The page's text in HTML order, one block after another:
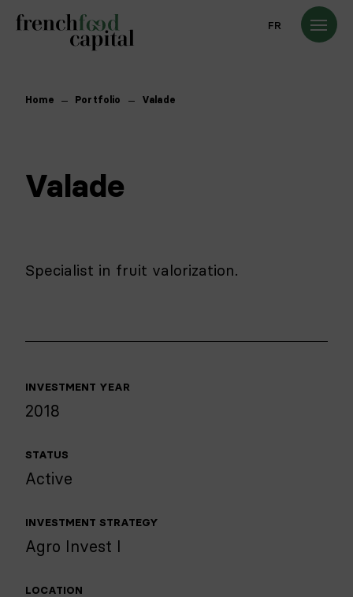
FR
Home Portfolio Valade
Valade
Specialist in fruit valorization.
INVESTMENT YEAR
2018
STATUS
Active
INVESTMENT STRATEGY
Agro Invest I
LOCATION